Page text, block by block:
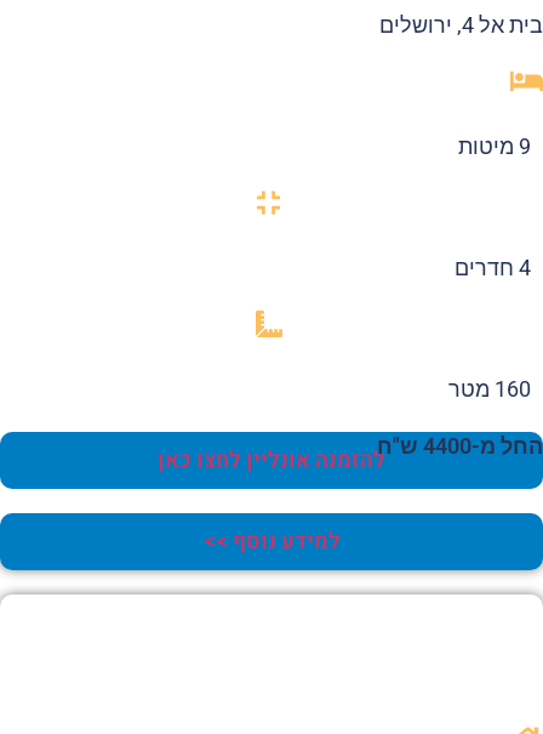
4, ירושלים
160 מטר
מ-4400 ש"ח להזמנה אונליין לחצו כאן
למידע נוסף >>